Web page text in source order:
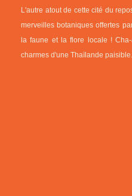
L'autre atout de cette cité du
merveilles botaniques offertes
la faune et la flore locale !
charmes d'une Thaïlande paisible.